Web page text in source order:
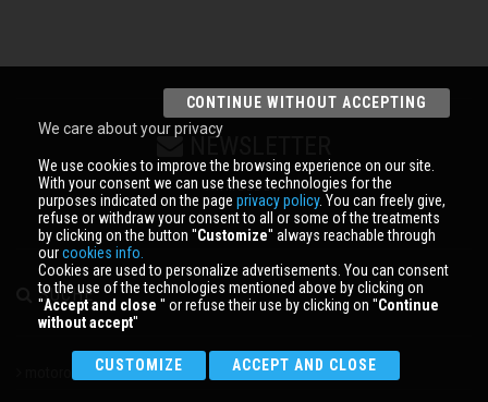
NEWSLETTER
ANMELDEN
SUCHE
motoroboat
CONTINUE WITHOUT ACCEPTING
We care about your privacy
We use cookies to improve the browsing experience on our site.
With your consent we can use these technologies for the
purposes indicated on the page privacy policy. You can freely give,
refuse or withdraw your consent to all or some of the treatments
by clicking on the button ''Customize'' always reachable through
ourcookies info.
Cookies are used to personalize advertisements. You can consent
to the use of the technologies mentioned above by clicking on
''Accept and close '' or refuse their use by clicking on ''Continue
without accept''
CUSTOMIZE ACCEPT AND CLOSE